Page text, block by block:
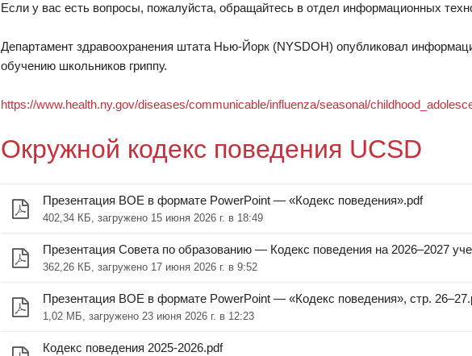
Если у вас есть вопросы, пожалуйста, обращайтесь в отдел информационных
Департамент здравоохранения штата Нью-Йорк (NYSDOH) опубликовал
обучению школьников гриппу.
https://www.health.ny.gov/diseases/communicable/influenza/seasonal/
Окружной кодекс поведения UCSD
Презентация BOE в формате PowerPoint — «Кодекс поведения».pdf
402,34 КБ, загружено 15 июня 2026 г. в 18:49
Презентация Совета по образованию — Кодекс поведения на 2026–2027
362,26 КБ, загружено 17 июня 2026 г. в 9:52
Презентация BOE в формате PowerPoint — «Кодекс поведения», стр.
1,02 МБ, загружено 23 июня 2026 г. в 12:23
Кодекс поведения 2025-2026.pdf